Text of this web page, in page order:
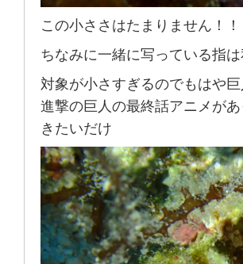
この小ささはたまりません！！
ちなみに一緒に写っている指
対象が小さすぎるのでもはや
進撃の巨人の最終話アニメが
きたいだけ